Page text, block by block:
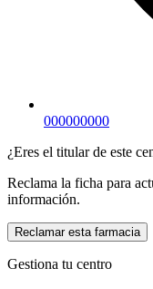
000000000
¿Eres el titular de este
Reclama la ficha para
información.
Reclamar esta farmacia
Gestiona tu centro